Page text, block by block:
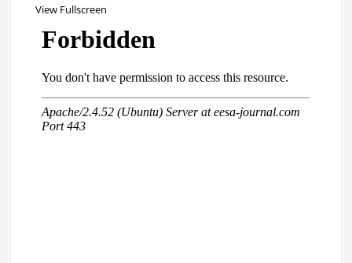
View Fullscreen
PDF